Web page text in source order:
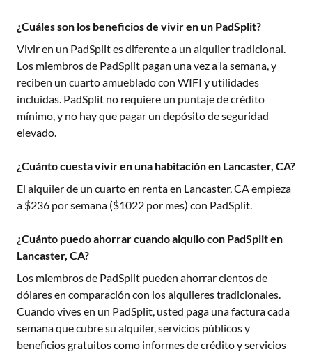
¿Cuáles son los beneficios de vivir en un PadSplit?
Vivir en un PadSplit es diferente a un alquiler tradicional.
Los miembros de PadSplit pagan una vez a la semana, y
reciben un cuarto amueblado con WIFI y utilidades
incluidas. PadSplit no requiere un puntaje de crédito
mínimo, y no hay que pagar un depósito de seguridad
elevado.
¿Cuánto cuesta vivir en una habitación en Lancaster, CA?
El alquiler de un cuarto en renta en Lancaster, CAempieza
a $236 por semana ($1022 por mes) con PadSplit.
¿Cuánto puedo ahorrar cuando alquilo con PadSplit en
Lancaster, CA?
Los miembros de PadSplit pueden ahorrar cientos de
dólares en comparación con los alquileres tradicionales.
Cuando vives en un PadSplit, usted paga una factura cada
semana que cubre su alquiler, servicios públicos y
beneficios gratuitos como informes de crédito y servicios